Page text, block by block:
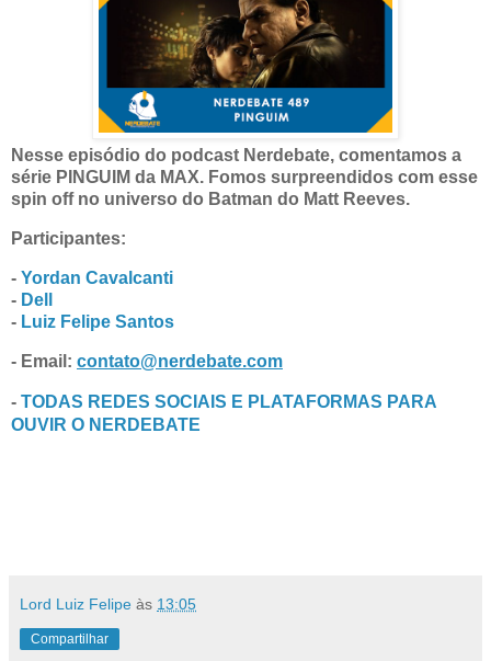
Nesse episódio do podcast Nerdebate, comentamos a
série PINGUIM da MAX. Fomos surpreendidos com esse
spin off no universo do Batman do Matt Reeves.
Participantes:
- Yordan Cavalcanti
- Dell
- Luiz Felipe Santos
- Email: contato@nerdebate.com
- TODAS REDES SOCIAIS E PLATAFORMAS PARA
OUVIR O NERDEBATE
Lord Luiz Felipe às 13:05
Compartilhar